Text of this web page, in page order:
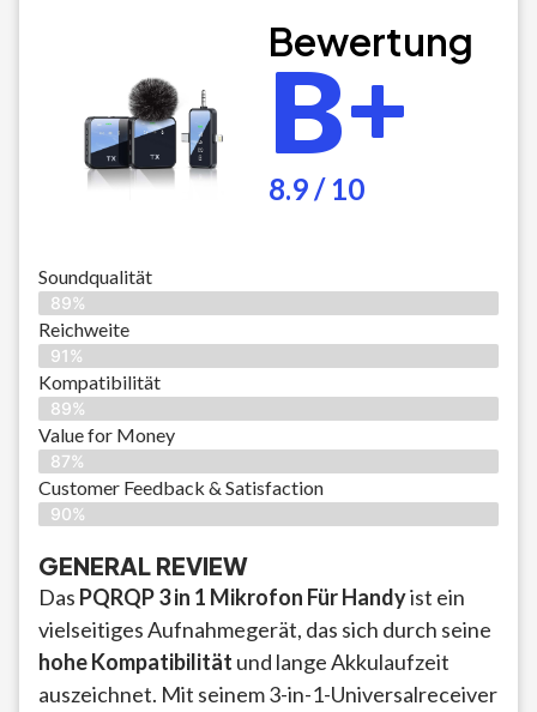
Bewertung
B+
8.9 / 10
Soundqualität
89%
Reichweite
91%
Kompatibilität
89%
Value for Money
87%
Customer Feedback & Satisfaction​
90%
GENERAL REVIEW
Das PQRQP 3 in 1 Mikrofon Für Handyist ein
vielseitiges Aufnahmegerät, das sich durch seine
hohe Kompatibilität und lange Akkulaufzeit
auszeichnet. Mit seinem 3-in-1-Universalreceiver